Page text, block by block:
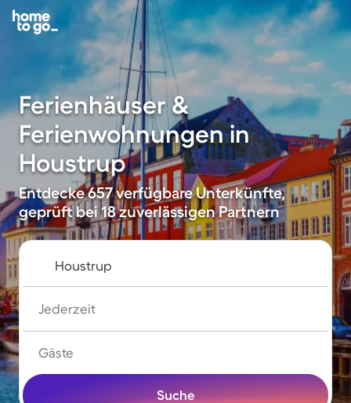
Ferienhäuser &
Ferienwohnungen in
Houstrup
Entdecke 657 verfügbare Unterkünfte,
geprüft bei 18 zuverlässigen Partnern
Jederzeit
Gäste
Suche